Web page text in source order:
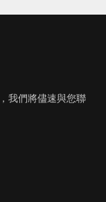
我們將儘速與您聯